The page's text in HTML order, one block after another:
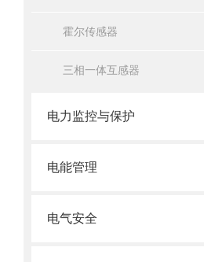
霍尔传感器
三相一体互感器
电力监控与保护
电能管理
电气安全